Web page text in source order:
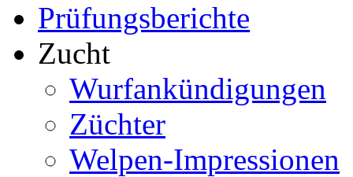
Prüfungsberichte
Zucht
Wurfankündigungen
Züchter
Welpen-Impressionen